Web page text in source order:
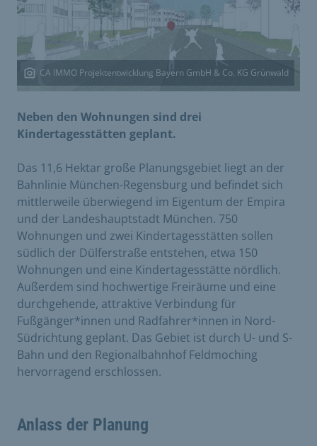
CA IMMO Projektentwicklung Bayern GmbH & Co. KG Grünwald
Neben den Wohnungen sind drei
Kindertagesstätten geplant.
Das 11,6 Hektar große Planungsgebiet liegt an der
Bahnlinie München-Regensburg und befindet sich
mittlerweile überwiegend im Eigentum der Empira
und der Landeshauptstadt München. 750
Wohnungen und zwei Kindertagesstätten sollen
südlich der Dülferstraße entstehen, etwa 150
Wohnungen und eine Kindertagesstätte nördlich.
Außerdem sind hochwertige Freiräume und eine
durchgehende, attraktive Verbindung für
Fußgänger*innen und Radfahrer*innen in Nord-
Südrichtung geplant. Das Gebiet ist durch U- und S-
Bahn und den Regionalbahnhof Feldmoching
hervorragend erschlossen.
Anlass der Planung